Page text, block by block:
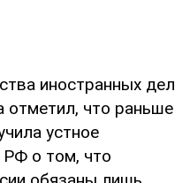
иностранных дел
что раньше
устное
о том, что